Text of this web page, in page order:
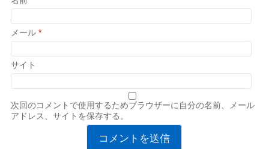
メール*
サイト
次回のコメントで使用するためブラウザーに自分の名前、メール
アドレス、サイトを保存する。